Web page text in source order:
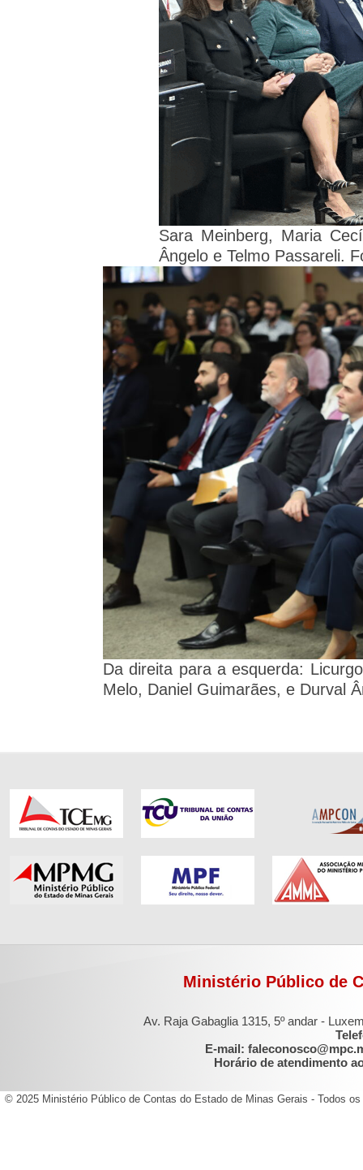
Sara Meinberg, Maria
Ângelo e Telmo Passareli.
Da direita para a esquerda:
Melo, Daniel Guimarães, e Durval
Ministério Público de
Av. Raja Gabaglia 1315, 5º andar -
E-mail:
Horário de atendimento
© 2025 Ministério Público de Contas do Estado de Minas Gerais - Todos